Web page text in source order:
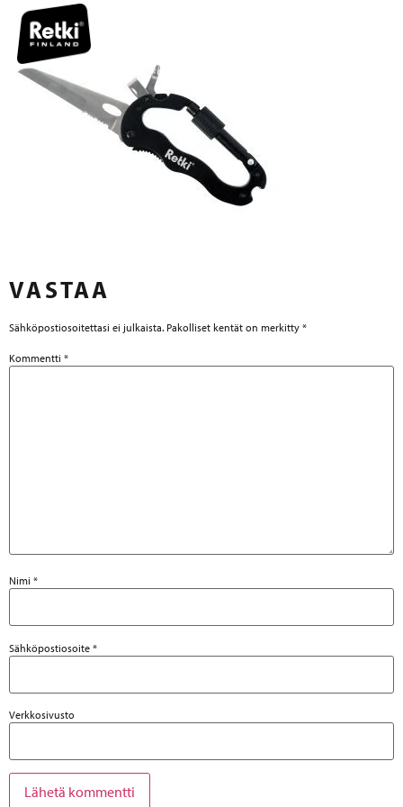
VASTAA
Sähköpostiosoitettasi ei julkaista. Pakolliset kentät on merkitty *
Kommentti *
Nimi *
Sähköpostiosoite *
Verkkosivusto